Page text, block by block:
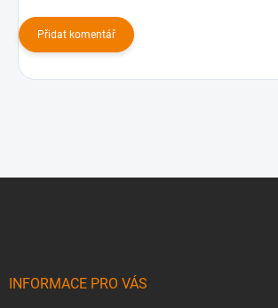
Přidat komentář
INFORMACE PRO VÁS